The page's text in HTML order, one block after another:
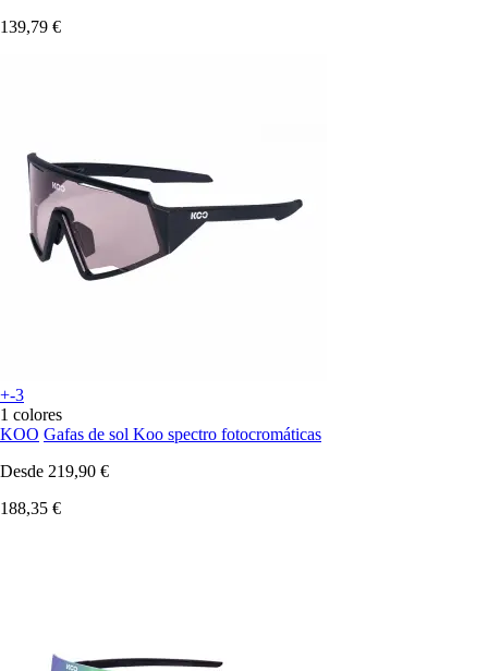
139,79 €
+-3
1 colores
KOO Gafas de sol Koo spectro fotocromáticas
Desde 219,90 €
188,35 €